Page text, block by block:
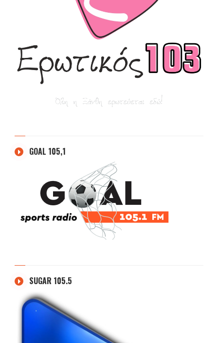
GOAL 105,1
SUGAR 105.5